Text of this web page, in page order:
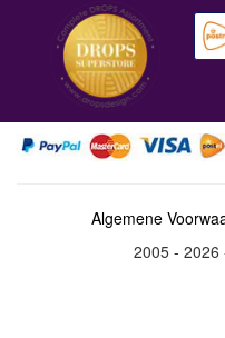
Algemene
2005 - 2026